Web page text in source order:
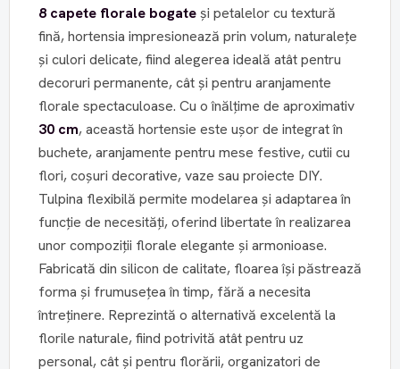
8 capete florale bogateși petalelor cu textură
fină, hortensia impresionează prin volum, naturalețe
și culori delicate, fiind alegerea ideală atât pentru
decoruri permanente, cât și pentru aranjamente
florale spectaculoase. Cu o înălțime de aproximativ
30 cm, această hortensie este ușor de integrat în
buchete, aranjamente pentru mese festive, cutii cu
flori, coșuri decorative, vaze sau proiecte DIY.
Tulpina flexibilă permite modelarea și adaptarea în
funcție de necesități, oferind libertate în realizarea
unor compoziții florale elegante și armonioase.
Fabricată din silicon de calitate, floarea își păstrează
forma și frumusețea în timp, fără a necesita
întreținere. Reprezintă o alternativă excelentă la
florile naturale, fiind potrivită atât pentru uz
personal, cât și pentru florării, organizatori de